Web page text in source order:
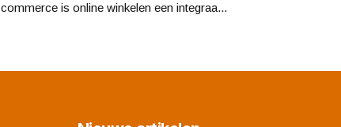
commerce is online winkelen een integraa...